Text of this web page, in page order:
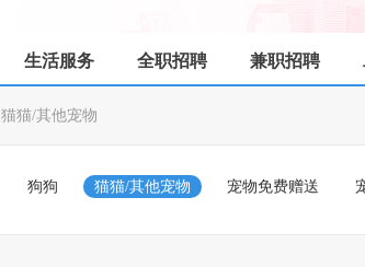
生活服务 全职招聘 兼职招聘
猫猫/其他宠物
狗狗 猫猫/其他宠物 宠物免费赠送